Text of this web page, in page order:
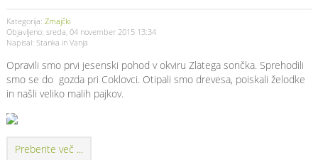
Kategorija: Zmajčki
Objavljeno: sreda, 04 november 2015 13:34
Napisal: Stanka in Vanja
Opravili smo prvi jesenski pohod v okviru Zlatega sončka. Sprehodili
smo se do gozda pri Coklovci. Otipali smo drevesa, poiskali želodke
in našli veliko malih pajkov.
Preberite več ...